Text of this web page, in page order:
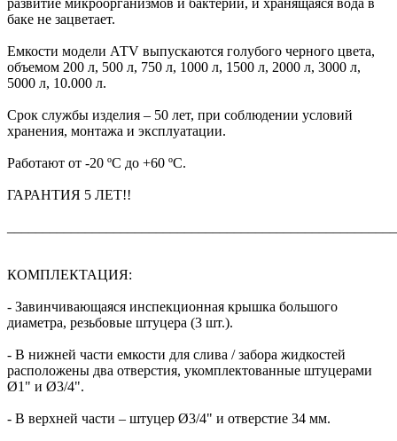
баке не зацветает.
Емкости модели АТV выпускаются голубого черного цвета,
объемом 200 л, 500 л, 750 л, 1000 л, 1500 л, 2000 л, 3000 л,
5000 л, 10.000 л.
Срок службы изделия – 50 лет, при соблюдении условий
хранения, монтажа и эксплуатации.
Работают от -20 ºС до +60 ºС.
ГАРАНТИЯ 5 ЛЕТ!!
КОМПЛЕКТАЦИЯ:
- Завинчивающаяся инспекционная крышка большого
диаметра, резьбовые штуцера (3 шт.).
- В нижней части емкости для слива / забора жидкостей
расположены два отверстия, укомплектованные штуцерами
Ø1" и Ø3/4".
- В верхней части – штуцер Ø3/4" и отверстие 34 мм.